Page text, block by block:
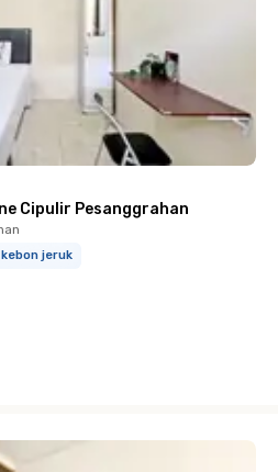
Cipulir Pesanggrahan
jeruk